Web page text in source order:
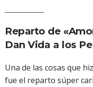
Reparto de
Dan Vida a los
Una de las cosas que
fue el reparto súper